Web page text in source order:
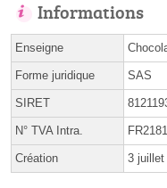
Informations
Enseigne
Forme juridique SAS
SIRET
N° TVA Intra.
Création 3 juillet